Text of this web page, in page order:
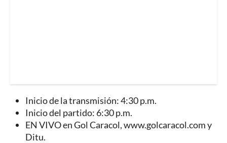
Inicio de la transmisión: 4:30 p.m.
Inicio del partido: 6:30 p.m.
EN VIVO en Gol Caracol, www.golcaracol.com y
Ditu.